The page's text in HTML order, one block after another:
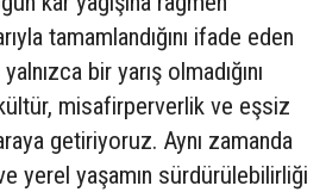
tamamlandığını ifade eden
bir yarış olmadığını
misafirperverlik ve eşsiz
getiriyoruz. Aynı zamanda
yerel yaşamın sürdürülebilirliği